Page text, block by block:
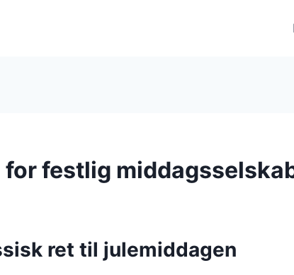
festlig
ret til julemiddagen